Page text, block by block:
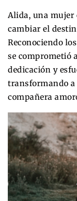
Alida, una mujer
cambiar el
Reconociendo
se comprometió a
dedicación y
transformando
compañera